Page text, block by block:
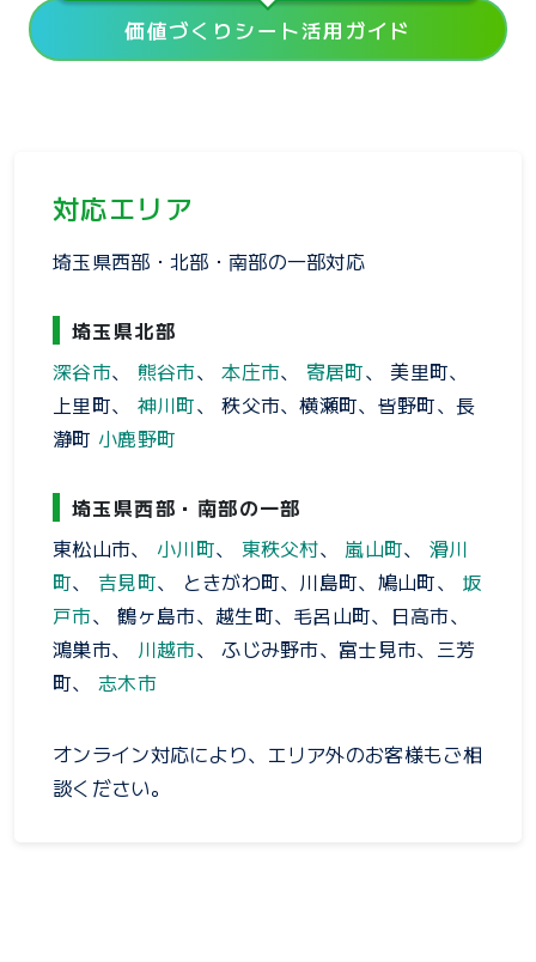
価値づくりシート活用ガイド
対応エリア
埼玉県西部・北部・南部の一部対応
埼玉県北部
深谷市、 熊谷市、本庄市、 寄居町、 美里町、
上里町、 神川町、 秩父市、横瀬町、皆野町、長
瀞町 小鹿野町
埼玉県西部・南部の一部
東松山市、 小川町、 東秩父村、 嵐山町、滑川
町、 吉見町、 ときがわ町、川島町、鳩山町、 坂
戸市、 鶴ヶ島市、越生町、毛呂山町、日高市、
鴻巣市、 川越市、 ふじみ野市、富士見市、三芳
町、 志木市
オンライン対応により、エリア外のお客様もご相
談ください。